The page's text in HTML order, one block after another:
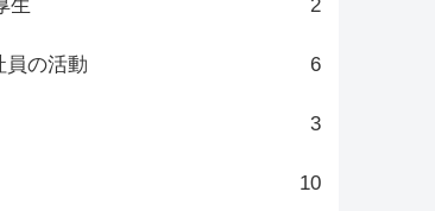
生 2
員の活動 6
3
10